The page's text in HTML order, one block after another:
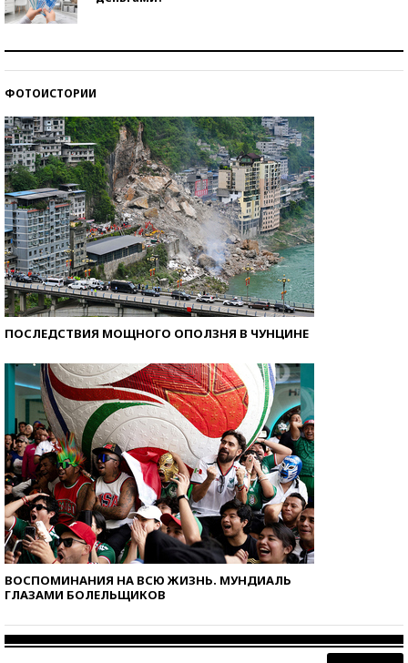
ФОТОИСТОРИИ
ПОСЛЕДСТВИЯ МОЩНОГО ОПОЛЗНЯ В ЧУНЦИНЕ
ВОСПОМИНАНИЯ НА ВСЮ ЖИЗНЬ. МУНДИАЛЬ
ГЛАЗАМИ БОЛЕЛЬЩИКОВ